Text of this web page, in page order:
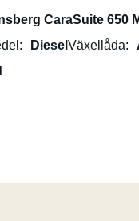
CaraSuite 650
Diesel Växellåda